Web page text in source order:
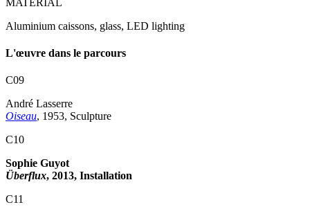
Aluminium caissons, glass, LED lighting
L'œuvre dans le parcours
C09
André Lasserre
Oiseau, 1953, Sculpture
C10
Sophie Guyot
Überflux, 2013, Installation
C11